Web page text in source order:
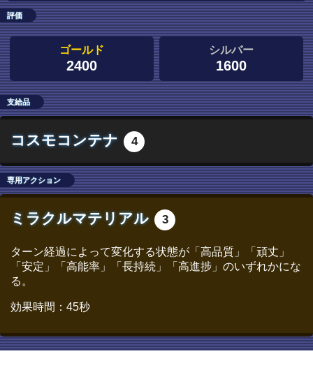
評価
ゴールド
2400
シルバー
1600
支給品
コスモコンテナ 4
専用アクション
ミラクルマテリアル 3
ターン経過によって変化する状態が「高品質」「頑丈」
「安定」「高能率」「長持続」「高進捗」のいずれかにな
る。
効果時間：45秒